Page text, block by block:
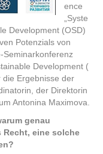
ence
„Syste
Development (OSD)
Potenzials von
Seminarkonferenz
Development (
die Ergebnisse der
der Direktorin
Antonina Maximova.
genau
Recht, eine solche